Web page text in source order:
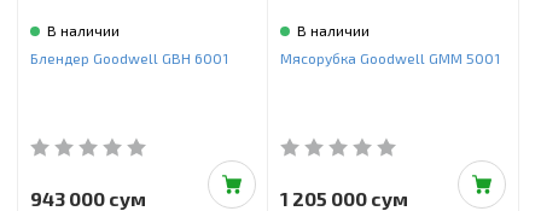
В наличии
Блендер Goodwell GBH 6001
943 000 сум
В наличии
Мясорубка Goodwell GMM 5001
1 205 000 сум